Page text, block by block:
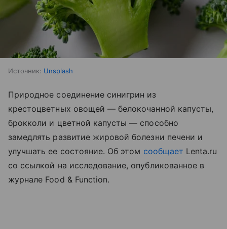
Источник: Unsplash
Природное соединение синигрин из
крестоцветных овощей — белокочанной капусты,
брокколи и цветной капусты — способно
замедлять развитие жировой болезни печени и
улучшать ее состояние. Об этом сообщает Lenta.ru
со ссылкой на исследование, опубликованное в
журнале Food & Function.